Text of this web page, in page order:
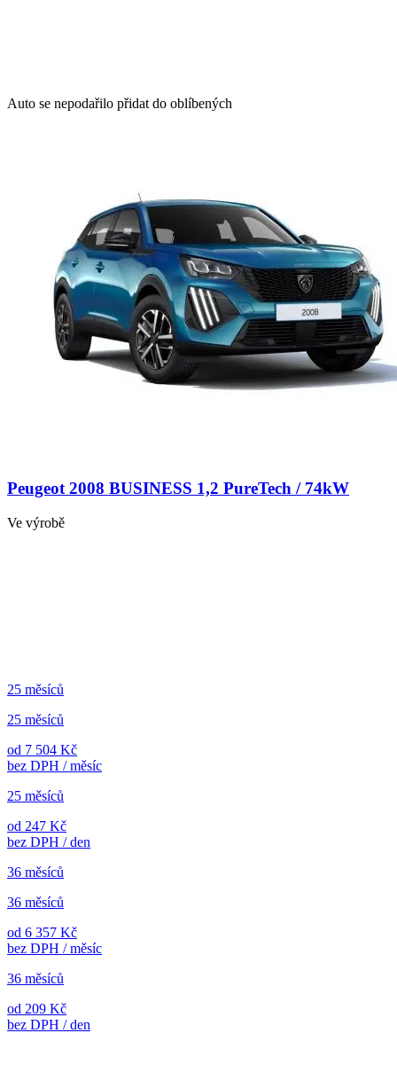
Auto se nepodařilo přidat do oblíbených
Peugeot 2008 BUSINESS 1,2 PureTech / 74kW
Ve výrobě
25 měsíců
25 měsíců
od 7 504 Kč
bez DPH / měsíc
25 měsíců
od 247 Kč
bez DPH / den
36 měsíců
36 měsíců
od 6 357 Kč
bez DPH / měsíc
36 měsíců
od 209 Kč
bez DPH / den